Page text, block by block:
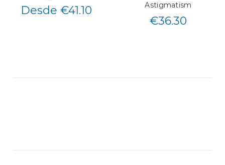
Desde €41.10
Astigmatism
€36.30